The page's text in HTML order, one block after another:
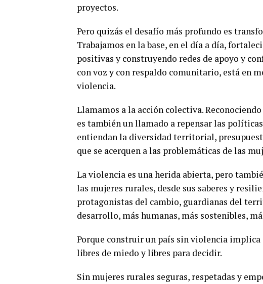
proyectos.
Pero quizás el desafío más profundo es
Trabajamos en la base, en el día a día,
positivas y construyendo redes de apoyo y
con voz y con respaldo comunitario, está en
violencia.
Llamamos a la acción colectiva.
es también un llamado a repensar las
entiendan la diversidad territorial,
que se acerquen a las problemáticas de las
La violencia es una herida abierta, pero
las mujeres rurales, desde sus saberes y
protagonistas del cambio, guardianas del
desarrollo, más humanas, más sostenibles,
Porque construir un país sin violencia
libres de miedo y libres para decidir.
Sin mujeres rurales seguras, respetadas y